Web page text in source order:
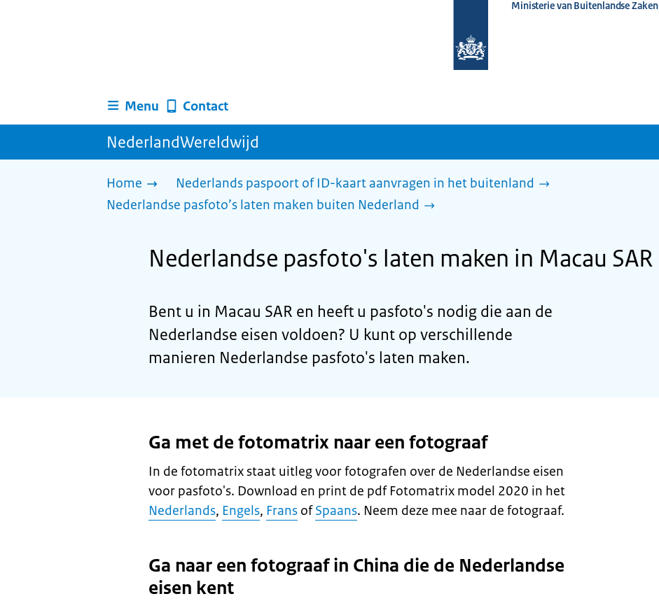
homepage
Ministerie van Buitenlandse Zaken
Menu Contact
NederlandWereldwijd
Home
Nederlands paspoort of ID-kaart aanvragen in het buitenland
Nederlandse pasfoto’s laten maken buiten Nederland
Nederlandse pasfoto's laten maken in Macau SAR
Bent u in Macau SAR en heeft u pasfoto's nodig die aan de
Nederlandse eisen voldoen? U kunt op verschillende
manieren Nederlandse pasfoto's laten maken.
Ga met de fotomatrix naar een fotograaf
In de fotomatrix staat uitleg voor fotografen over de Nederlandse eisen
voor pasfoto's. Download en print de pdf Fotomatrix model 2020 in het
Nederlands, Engels, Frans ofSpaans. Neem deze mee naar de fotograaf.
Ga naar een fotograaf in China die de Nederlandse
eisen kent